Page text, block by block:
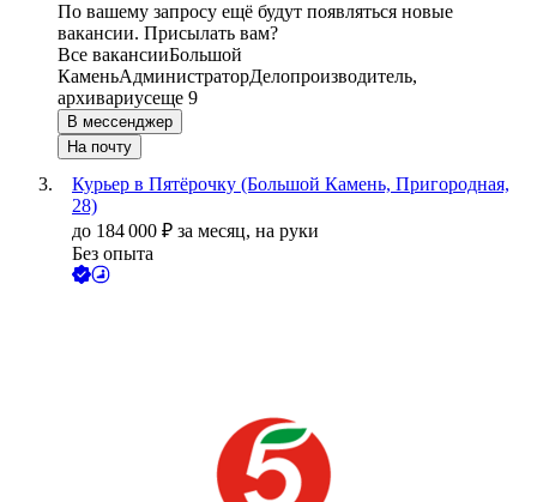
По вашему запросу ещё будут появляться новые
вакансии. Присылать вам?
Все вакансииБольшой
КаменьАдминистраторДелопроизводитель,
архивариусеще 9
В мессенджер
На почту
Курьер в Пятёрочку (Большой Камень, Пригородная,
28)
до 184 000 ₽ за месяц, на руки
Без опыта